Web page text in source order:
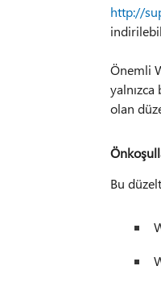
http://
Önemli
olan
Bu